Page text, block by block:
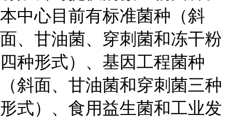
本中心目前有标准菌种（斜
面、甘油菌、穿刺菌和冻干粉
四种形式）、基因工程菌种
（斜面、甘油菌和穿刺菌三种
形式）、食用益生菌和工业发